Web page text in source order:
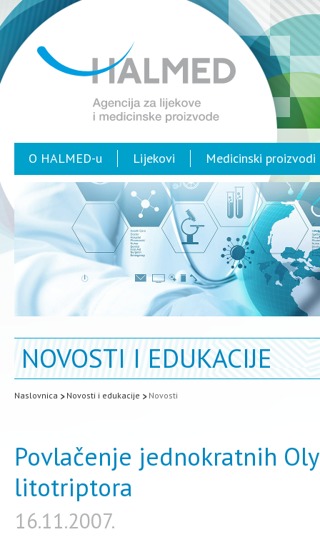
O HALMED-u Lijekovi Medicinski proizvodi
NOVOSTI I EDUKACIJE
Naslovnica Novosti i edukacije Novosti
Povlačenje jednokratnih
litotriptora
16.11.2007.